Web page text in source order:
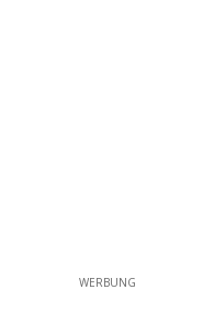
WERBUNG